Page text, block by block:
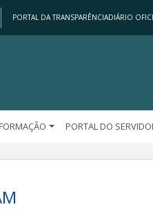
PORTAL DA TRANSPARÊNCIADIÁRIO
PORTAL DO